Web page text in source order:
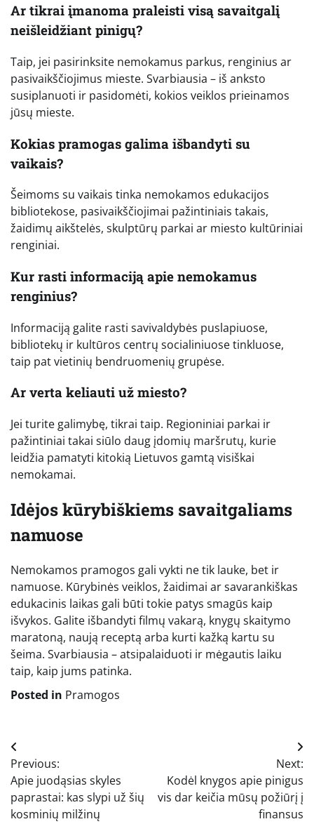
Ar tikrai įmanoma praleisti visą savaitgalį
neišleidžiant pinigų?
Taip, jei pasirinksite nemokamus parkus, renginius ar
pasivaikščiojimus mieste. Svarbiausia – iš anksto
susiplanuoti ir pasidomėti, kokios veiklos prieinamos
jūsų mieste.
Kokias pramogas galima išbandyti su
vaikais?
Šeimoms su vaikais tinka nemokamos edukacijos
bibliotekose, pasivaikščiojimai pažintiniais takais,
žaidimų aikštelės, skulptūrų parkai ar miesto kultūriniai
renginiai.
Kur rasti informaciją apie nemokamus
renginius?
Informaciją galite rasti savivaldybės puslapiuose,
bibliotekų ir kultūros centrų socialiniuose tinkluose,
taip pat vietinių bendruomenių grupėse.
Ar verta keliauti už miesto?
Jei turite galimybę, tikrai taip. Regioniniai parkai ir
pažintiniai takai siūlo daug įdomių maršrutų, kurie
leidžia pamatyti kitokią Lietuvos gamtą visiškai
nemokamai.
Idėjos kūrybiškiems savaitgaliams
namuose
Nemokamos pramogos gali vykti ne tik lauke, bet ir
namuose. Kūrybinės veiklos, žaidimai ar savarankiškas
edukacinis laikas gali būti tokie patys smagūs kaip
išvykos. Galite išbandyti filmų vakarą, knygų skaitymo
maratoną, naują receptą arba kurti kažką kartu su
šeima. Svarbiausia – atsipalaiduoti ir mėgautis laiku
taip, kaip jums patinka.
Posted in Pramogos
Navigacija
tarp
įrašų
Previous:
Apie juodąsias skyles
paprastai: kas slypi už šių
kosminių milžinų
Next:
Kodėl knygos apie pinigus
vis dar keičia mūsų požiūrį į
finansus